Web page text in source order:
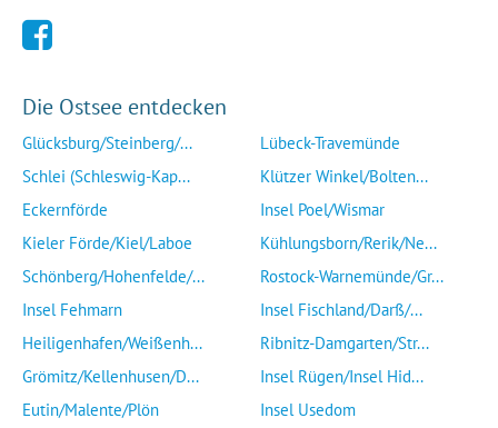
Die Ostsee entdecken
Glücksburg/Steinberg/...
Schlei (Schleswig-Kap...
Eckernförde
Kieler Förde/Kiel/Laboe
Schönberg/Hohenfelde/...
Insel Fehmarn
Heiligenhafen/Weißenh...
Grömitz/Kellenhusen/D...
Eutin/Malente/Plön
Lübeck-Travemünde
Klützer Winkel/Bolten...
Insel Poel/Wismar
Kühlungsborn/Rerik/Ne...
Rostock-Warnemünde/Gr...
Insel Fischland/Darß/...
Ribnitz-Damgarten/Str...
Insel Rügen/Insel Hid...
Insel Usedom